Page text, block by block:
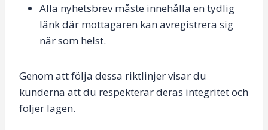
Alla nyhetsbrev måste innehålla en tydlig
länk där mottagaren kan avregistrera sig
när som helst.
Genom att följa dessa riktlinjer visar du
kunderna att du respekterar deras integritet och
följer lagen.